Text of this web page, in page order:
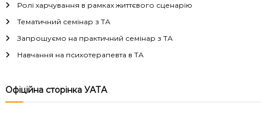
г
а
і
Ролі харчування в рамках життєвого сценарію
Тематичний семінар з ТА
Запрошуємо на практичний семінар з ТА
Навчання на психотерапевта в ТА
Офіційна сторінка УАТА